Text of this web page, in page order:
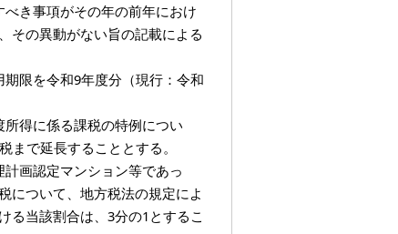
き事項がその年の前年におけ
その異動がない旨の記載による
限を令和9年度分（現行：令和
得に係る課税の特例につい
で延長することとする。
画認定マンション等であっ
について、地方税法の規定によ
る当該割合は、3分の1とするこ